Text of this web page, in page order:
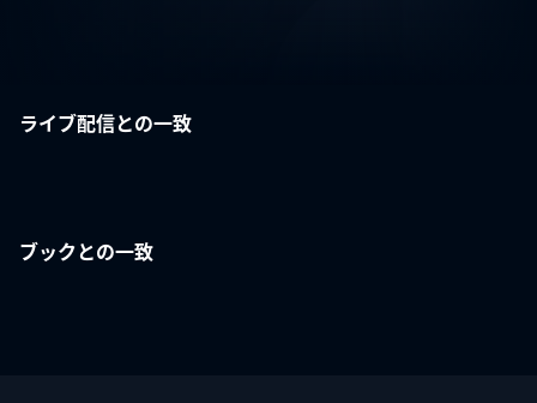
ライブ配信との一致
ブックとの一致